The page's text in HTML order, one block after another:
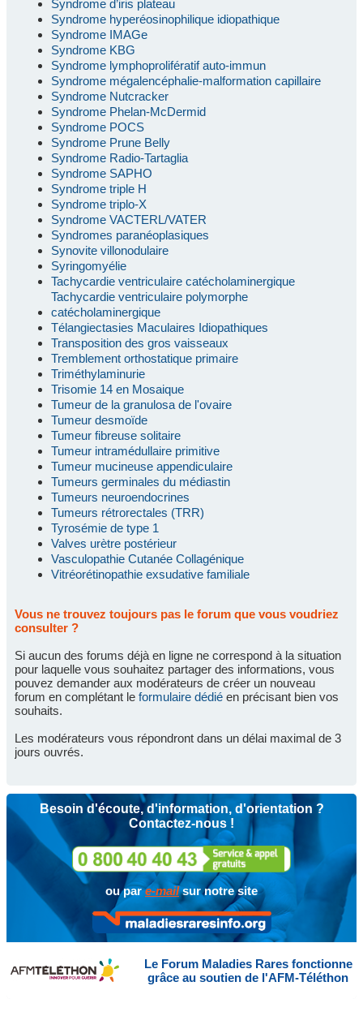
Syndrome d’iris plateau
Syndrome hyperéosinophilique idiopathique
Syndrome IMAGe
Syndrome KBG
Syndrome lymphoprolifératif auto-immun
Syndrome mégalencéphalie-malformation capillaire
Syndrome Nutcracker
Syndrome Phelan-McDermid
Syndrome POCS
Syndrome Prune Belly
Syndrome Radio-Tartaglia
Syndrome SAPHO
Syndrome triple H
Syndrome triplo-X
Syndrome VACTERL/VATER
Syndromes paranéoplasiques
Synovite villonodulaire
Syringomyélie
Tachycardie ventriculaire catécholaminergique
Tachycardie ventriculaire polymorphe
catécholaminergique
Télangiectasies Maculaires Idiopathiques
Transposition des gros vaisseaux
Tremblement orthostatique primaire
Triméthylaminurie
Trisomie 14 en Mosaique
Tumeur de la granulosa de l'ovaire
Tumeur desmoïde
Tumeur fibreuse solitaire
Tumeur intramédullaire primitive
Tumeur mucineuse appendiculaire
Tumeurs germinales du médiastin
Tumeurs neuroendocrines
Tumeurs rétrorectales (TRR)
Tyrosémie de type 1
Valves urètre postérieur
Vasculopathie Cutanée Collagénique
Vitréorétinopathie exsudative familiale
Vous ne trouvez toujours pas le forum que vous voudriez
consulter ?
Si aucun des forums déjà en ligne ne correspond à la situation
pour laquelle vous souhaitez partager des informations, vous
pouvez demander aux modérateurs de créer un nouveau
forum en complétant le formulaire dédié en précisant bien vos
souhaits.
Les modérateurs vous répondront dans un délai maximal de 3
jours ouvrés.
Besoin d'écoute, d'information, d'orientation ?
Contactez-nous !
ou pare-mailsur notre site
Le Forum Maladies Rares fonctionne
grâce au soutien de l'AFM-Téléthon